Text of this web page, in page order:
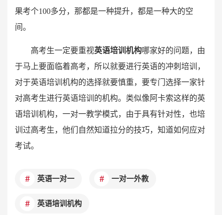
果考个100多分，那都是一种提升，都是一种大的空
间。
高考生一定要重视英语培训机构哪家好的问题，由
于马上要面临着高考，所以就要进行英语的冲刺培训，
对于英语培训机构的选择就要慎重，要专门选择一家针
对高考生进行英语培训的机构。类似像阿卡索这样的英
语培训机构，一对一教学模式，由于具有针对性，也培
训过高考生，他们自然知道拉分的技巧，知道如何应对
考试。
英语一对一 一对一外教
英语培训机构